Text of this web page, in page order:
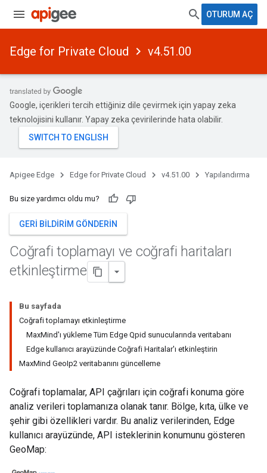
OTURUM AÇ
Edge for Private Cloud v4.51.00
Google, içerikleri tercih ettiğiniz dile çevirmek için yapay zeka
teknolojisini kullanır. Yapay zeka çevirilerinde hata olabilir.
Apigee Edge Edge for Private Cloud v4.51.00 Yapılandırma
Bu size yardımcı oldu mu?
GERI BILDIRIM GÖNDERIN
Coğrafi toplamayı ve coğrafi haritaları
etkinleştirme
Bu sayfada
Coğrafi toplamayı etkinleştirme
MaxMind'ı yükleme Tüm Edge Qpid sunucularında veritabanı
Edge kullanıcı arayüzünde Coğrafi Haritalar'ı etkinleştirin
MaxMind GeoIp2 veritabanını güncelleme
Coğrafi toplamalar, API çağrıları için coğrafi konuma göre
analiz verileri toplamanıza olanak tanır. Bölge, kıta, ülke ve
şehir gibi özellikleri vardır. Bu analiz verilerinden, Edge
kullanıcı arayüzünde, API isteklerinin konumunu gösteren
GeoMap: